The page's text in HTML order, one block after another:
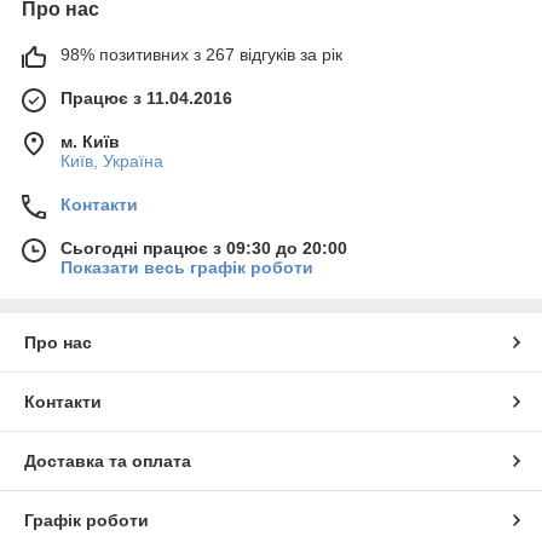
Про нас
98% позитивних з 267 відгуків за рік
Працює з 11.04.2016
м. Київ
Київ, Україна
Контакти
Сьогодні працює з 09:30 до 20:00
Показати весь графік роботи
Про нас
Контакти
Доставка та оплата
Графік роботи